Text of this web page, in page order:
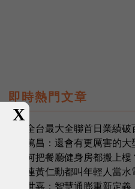
即時熱門文章
全台最大全聯首日業績破
篤昌：還會有更厲害的大
何把餐廳健身房都搬上樓
連黃仁勳都叫年輕人當水
世嘉：智慧通膨重新定義
X